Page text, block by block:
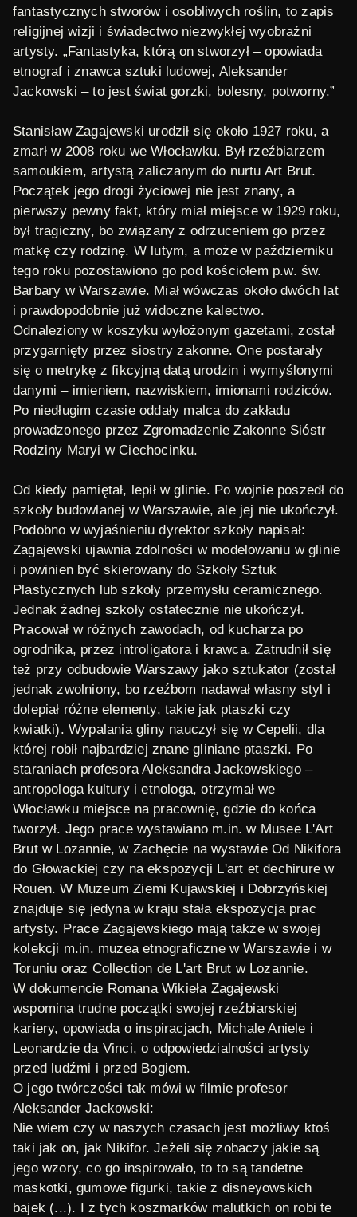
fantastycznych stworów i osobliwych roślin, to zapis
religijnej wizji i świadectwo niezwykłej wyobraźni
artysty. „Fantastyka, którą on stworzył – opowiada
etnograf i znawca sztuki ludowej, Aleksander
Jackowski – to jest świat gorzki, bolesny, potworny.”
Stanisław Zagajewski urodził się około 1927 roku, a
zmarł w 2008 roku we Włocławku. Był rzeźbiarzem
samoukiem, artystą zaliczanym do nurtu Art Brut.
Początek jego drogi życiowej nie jest znany, a
pierwszy pewny fakt, który miał miejsce w 1929 roku,
był tragiczny, bo związany z odrzuceniem go przez
matkę czy rodzinę. W lutym, a może w październiku
tego roku pozostawiono go pod kościołem p.w. św.
Barbary w Warszawie. Miał wówczas około dwóch lat
i prawdopodobnie już widoczne kalectwo.
Odnaleziony w koszyku wyłożonym gazetami, został
przygarnięty przez siostry zakonne. One postarały
się o metrykę z fikcyjną datą urodzin i wymyślonymi
danymi – imieniem, nazwiskiem, imionami rodziców.
Po niedługim czasie oddały malca do zakładu
prowadzonego przez Zgromadzenie Zakonne Sióstr
Rodziny Maryi w Ciechocinku.
Od kiedy pamiętał, lepił w glinie. Po wojnie poszedł do
szkoły budowlanej w Warszawie, ale jej nie ukończył.
Podobno w wyjaśnieniu dyrektor szkoły napisał:
Zagajewski ujawnia zdolności w modelowaniu w glinie
i powinien być skierowany do Szkoły Sztuk
Plastycznych lub szkoły przemysłu ceramicznego.
Jednak żadnej szkoły ostatecznie nie ukończył.
Pracował w różnych zawodach, od kucharza po
ogrodnika, przez introligatora i krawca. Zatrudnił się
też przy odbudowie Warszawy jako sztukator (został
jednak zwolniony, bo rzeźbom nadawał własny styl i
dolepiał różne elementy, takie jak ptaszki czy
kwiatki). Wypalania gliny nauczył się w Cepelii, dla
której robił najbardziej znane gliniane ptaszki. Po
staraniach profesora Aleksandra Jackowskiego –
antropologa kultury i etnologa, otrzymał we
Włocławku miejsce na pracownię, gdzie do końca
tworzył. Jego prace wystawiano m.in. w Musee L'Art
Brut w Lozannie, w Zachęcie na wystawieOd Nikifora
do Głowackiej czy na ekspozycji L'art et dechirure w
Rouen. W Muzeum Ziemi Kujawskiej i Dobrzyńskiej
znajduje się jedyna w kraju stała ekspozycja prac
artysty. Prace Zagajewskiego mają także w swojej
kolekcji m.in. muzea etnograficzne w Warszawie i w
Toruniu oraz Collection de L'art Brut w Lozannie.
W dokumencie Romana Wikieła Zagajewski
wspomina trudne początki swojej rzeźbiarskiej
kariery, opowiada o inspiracjach, Michale Aniele i
Leonardzie da Vinci, o odpowiedzialności artysty
przed ludźmi i przed Bogiem.
O jego twórczości tak mówi w filmie profesor
Aleksander Jackowski:
Nie wiem czy w naszych czasach jest możliwy ktoś
taki jak on, jak Nikifor. Jeżeli się zobaczy jakie są
jego wzory, co go inspirowało, to to są tandetne
maskotki, gumowe figurki, takie z disneyowskich
bajek (...). I z tych koszmarków malutkich on robi te